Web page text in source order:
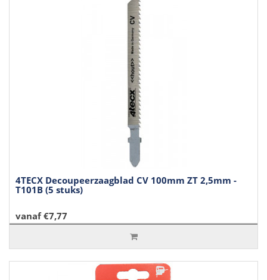
4TECX Decoupeerzaagblad CV 100mm ZT 2,5mm -
T101B (5 stuks)
vanaf €7,77